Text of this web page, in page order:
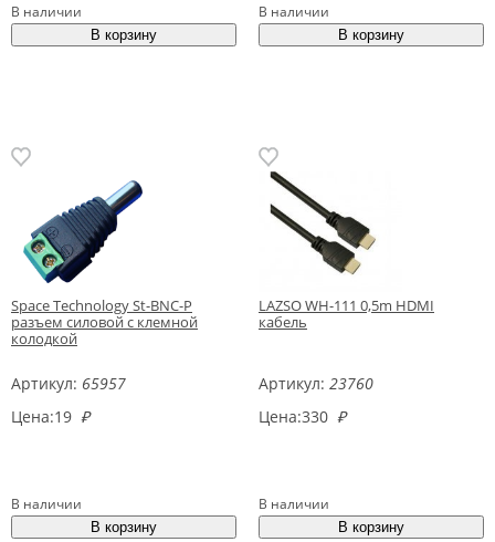
В наличии В наличии
Space Technology St-BNC-P
разъем силовой с клемной
колодкой
Артикул: 65957
Цена:19 ₽
В наличии
LAZSO WH-111 0,5m HDMI
кабель
Артикул: 23760
Цена:330 ₽
В наличии